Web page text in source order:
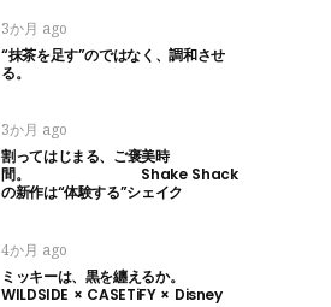
3か月 ago
“抹茶を足す”のではなく、調和させ
る。
3か月 ago
割ってはじまる、ご褒美時
間。 Shake Shack
の新作は“体験する”シェイク
4か月 ago
ミッキーは、黒を纏えるか。
WILDSIDE × CASETiFY × Disney